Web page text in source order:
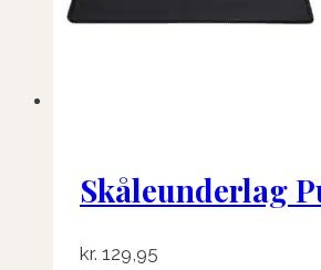
Skåleunderlag
kr. 129,95